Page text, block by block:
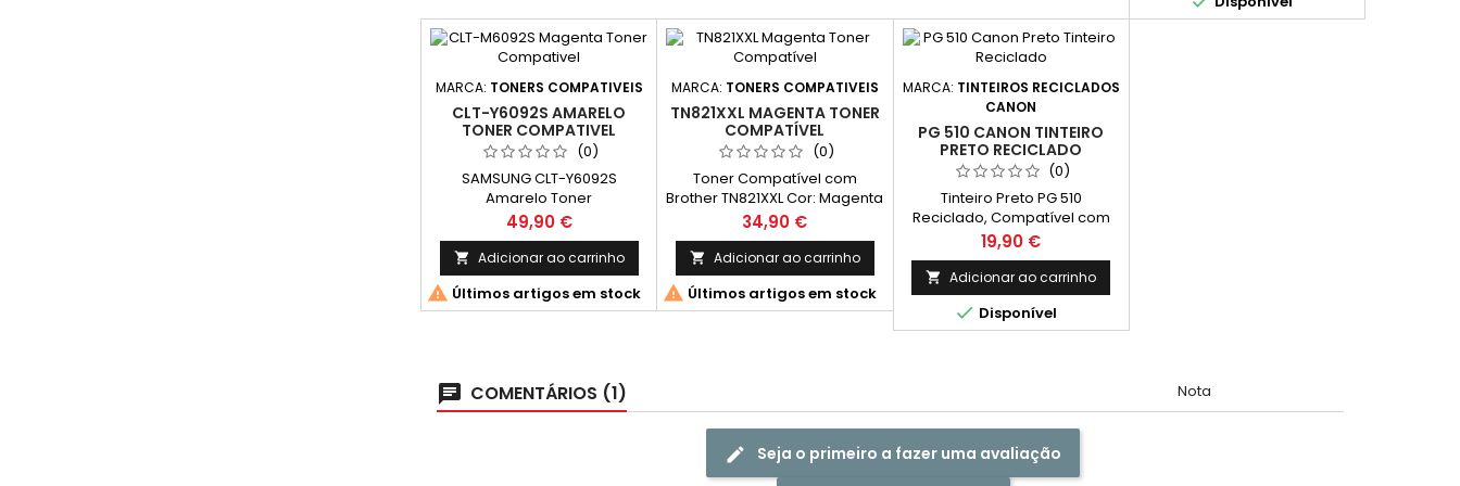
MARCA: TONERS COMPATIVEIS
CLT-Y6092S AMARELO
TONER COMPATIVEL
(0)
SAMSUNG CLT-Y6092S
Amarelo Toner
Compativel CLP770, CLP775
Capacidade: 7.000 Páginas
Preço
49,90 €
 Adicionar ao carrinho
 Últimos artigos em stock
MARCA: TONERS COMPATIVEIS
TN821XXL MAGENTA TONER
COMPATÍVEL
(0)
Toner Compatível com
Brother TN821XXL Cor: Magenta
Rendimento Médio: 12.000
Páginas*
Preço
34,90 €
 Adicionar ao carrinho
 Últimos artigos em stock
MARCA: TINTEIROS RECICLADOS
CANON
PG 510 CANON TINTEIRO
PRETO RECICLADO
(0)
Tinteiro Preto PG 510
Reciclado, Compatível com
Canon PG-510 Preto
Preço
19,90 €
 Adicionar ao carrinho
 Disponível
COMENTÁRIOS (1) Nota
Seja o primeiro a fazer uma avaliação